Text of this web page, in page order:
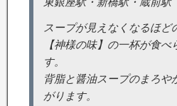
スープが見えなくなるほど
【神様の味】の一杯が食
す。
背脂と醤油スープのまろや
がります。